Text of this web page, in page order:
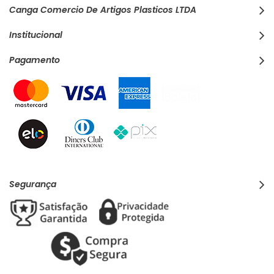
Canga Comercio De Artigos Plasticos LTDA
Institucional
Pagamento
Segurança